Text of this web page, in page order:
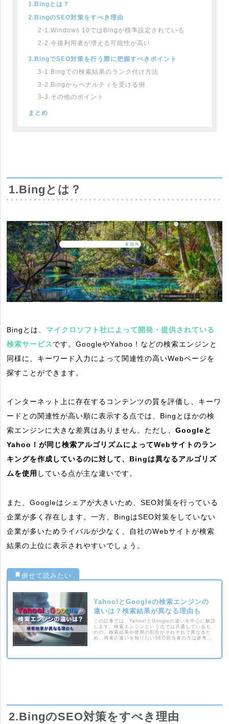
1.Bingとは？
2.BingのSEO対策をすべき理由
2-1.Windows 10ではBingが標準設定されている
2-2.今後利用者が増える可能性が高い
3.BingでSEO対策を行う際に把握すべきポイント
3-1.Bingでの検索結果のランク付け方法
3-2.Bingからペナルティを受ける例
3-3.その他のポイント
まとめ
1.Bingとは？
Bingとは、 マイクロソフト社によって開発・提供されている
検索サービスです。GoogleやYahoo！などの検索エンジンと
同様に、キーワード入力によって関連性の高いWebページを
探すことができます。
インターネット上に存在するコンテンツの質を評価し、キーワ
ードとの関連性が高い順に表示する点では、Bingとほかの検
索エンジンに大きな差異はありません。ただし、Googleと
Yahoo！が同じ検索アルゴリズムによってWebサイトのラン
キングを作成しているのに対して、Bingは異なるアルゴリズ
ムを使用 している点が主な違いです。
また、Googleはシェアが大きいため、SEO対策を行っている
企業が多く存在します。一方、BingはSEO対策をしていない
企業が多いためライバルが少なく、自社のWebサイトが検索
結果の上位に表示されやすいでしょう。
Yahoo!とGoogleの検索エンジンの
違いは？検索結果が異なる理由も
この記事では、Yahoo!とGoogleの違いを中心に解説
します。検索エンジンという点では共通しているも
のの、検索結果や使用の割合がそれぞれで異なるた
め、両者の違いを知りたいSEO担当者の方は参考に
2.BingのSEO対策をすべき理由